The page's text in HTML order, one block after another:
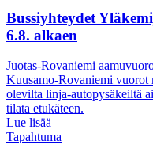
Bussiyhteydet
6.8. alkaen
Juotas-Rovaniemi
Kuusamo-Rovaniemi vuorot
olevilta linja-autopysäkeiltä
tilata etukäteen.
Lue lisää
Tapahtuma